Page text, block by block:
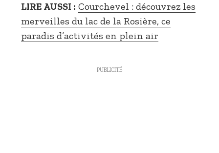
LIRE AUSSI : Courchevel : découvrez les
merveilles du lac de la Rosière, ce
paradis d’activités en plein air
PUBLICITÉ